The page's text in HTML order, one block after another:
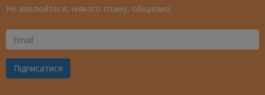
Не хвилюйтеся, ніякого спаму, обіцяємо!
Ваш
Email
Підписатися